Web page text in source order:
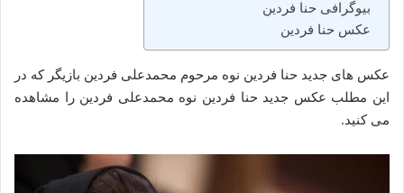
بیوگرافی حنا فردین
عکس حنا فردین
عکس های جدید حنا فردین نوه مرحوم محمدعلی فردین بازیگر که در
این مطلب عکس جدید حنا فردین نوه محمدعلی فردین را مشاهده
می کنید.